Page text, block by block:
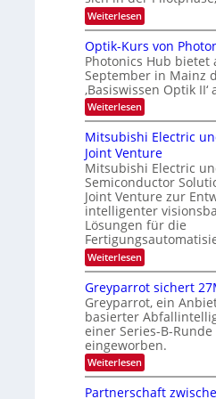
t
u
n
g
s
-
T
r
e
n
d
s
a
c
h
s
t
u
m
i
m
e
s
t
e
n
H
a
l
b
j
a
h
r
a
e
u
s
-
S
e
m
i
a
r
Weiterlesen:
K
-
E
i
n
s
a
z
n
i
m
m
t
i
n
d
e
r
D
A
C
H
-
I
n
d
u
s
Optik-Kurs von
Photonics Hub bietet
September in Mainz
‚Basiswissen Optik II‘
Weiterlesen:
O
p
t
i
k
-
K
u
r
s
v
o
n
P
h
o
t
o
n
i
c
s
H
Mitsubishi Electric
Joint Venture
Mitsubishi Electric
Semiconductor
Joint Venture zur
intelligenter
Lösungen für die
Weiterlesen:
M
t
s
u
b
i
s
h
i
E
Greyparrot sichert
Greyparrot, ein
basierter
einer Series-B-Runde
eingeworben.
Weiterlesen:
G
r
Partnerschaft